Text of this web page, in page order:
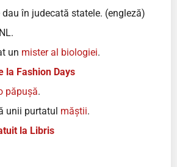
dau în judecată statele. (engleză)
un mister al biologiei.
la Fashion Days
păpușă.
unii purtatul măștii.
la Libris